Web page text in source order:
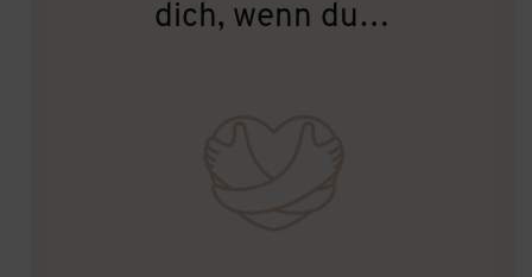
dich, wenn du…